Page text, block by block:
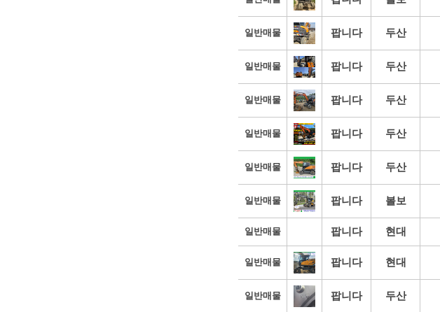
일반매물 팝니다 두산
일반매물 팝니다 두산
일반매물 팝니다 두산
일반매물 팝니다 두산
일반매물 팝니다 두산
일반매물 팝니다 볼보
일반매물 팝니다 현대
일반매물 팝니다 현대
일반매물 팝니다 두산